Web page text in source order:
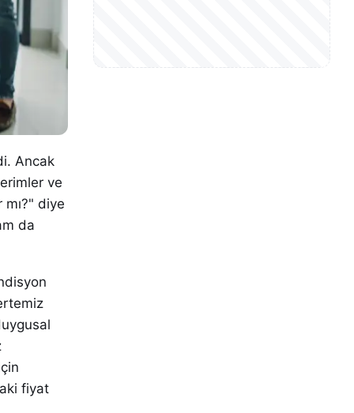
Ancak
ve
mı?" diye
da
fiyat